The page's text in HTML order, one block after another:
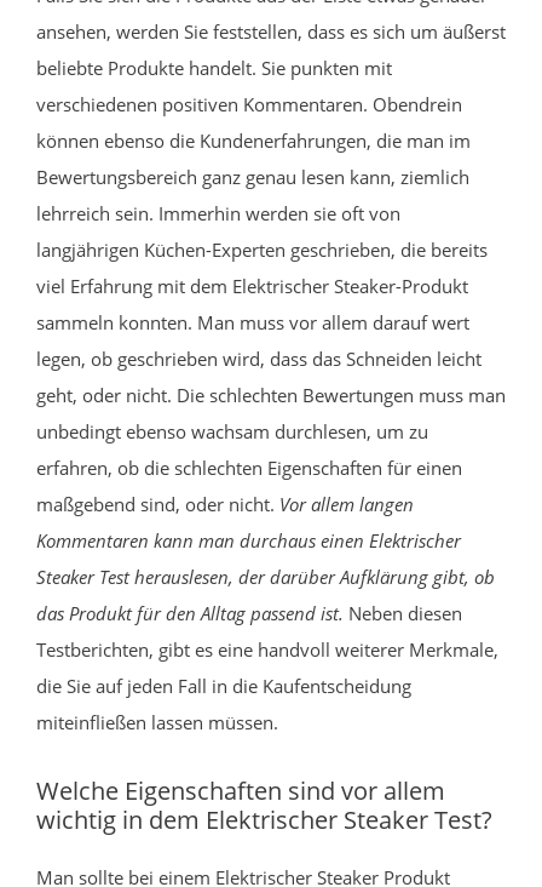
ansehen, werden Sie feststellen, dass es sich um äußerst
beliebte Produkte handelt. Sie punkten mit
verschiedenen positiven Kommentaren. Obendrein
können ebenso die Kundenerfahrungen, die man im
Bewertungsbereich ganz genau lesen kann, ziemlich
lehrreich sein. Immerhin werden sie oft von
langjährigen Küchen-Experten geschrieben, die bereits
viel Erfahrung mit dem Elektrischer Steaker-Produkt
sammeln konnten. Man muss vor allem darauf wert
legen, ob geschrieben wird, dass das Schneiden leicht
geht, oder nicht. Die schlechten Bewertungen muss man
unbedingt ebenso wachsam durchlesen, um zu
erfahren, ob die schlechten Eigenschaften für einen
maßgebend sind, oder nicht. Vor allem langen
Kommentaren kann man durchaus einen Elektrischer
Steaker Test herauslesen, der darüber Aufklärung gibt, ob
das Produkt für den Alltag passend ist. Neben diesen
Testberichten, gibt es eine handvoll weiterer Merkmale,
die Sie auf jeden Fall in die Kaufentscheidung
miteinfließen lassen müssen.
Welche Eigenschaften sind vor allem
wichtig in dem Elektrischer Steaker Test?
Man sollte bei einem Elektrischer Steaker Produkt